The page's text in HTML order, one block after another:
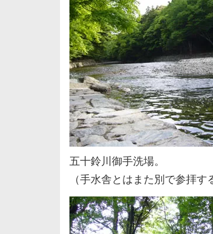
五十鈴川御手洗場。
（手水舎とはまた別で参拝す